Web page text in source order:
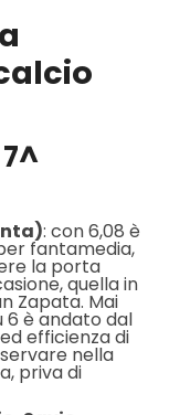
: con 6,08 è
fantamedia,
la porta
quella in
Zapata. Mai
6 è andato dal
efficienza di
nella
priva di